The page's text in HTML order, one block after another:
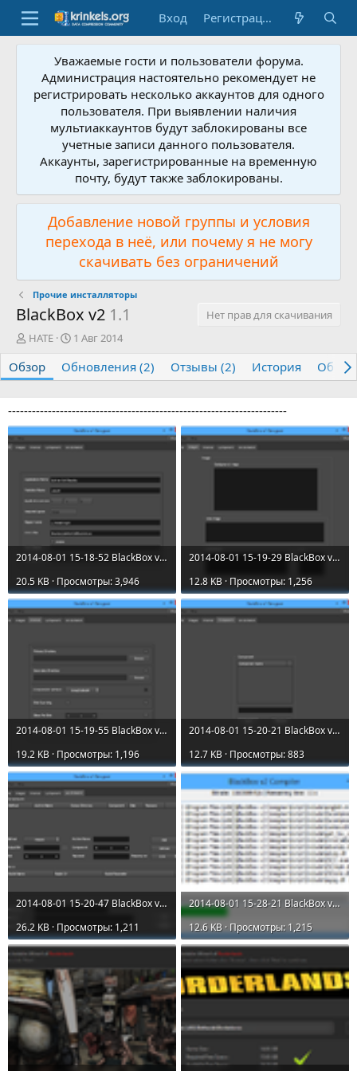
Вход Регистрация
Уважаемые гости и пользователи форума.
Администрация настоятельно рекомендует не
регистрировать несколько аккаунтов для одного
пользователя. При выявлении наличия
мультиаккаунтов будут заблокированы все
учетные записи данного пользователя.
Аккаунты, зарегистрированные на временную
почту, будут также заблокированы.
Добавление новой группы и условия
перехода в неё, или почему я не могу
скачивать без ограничений
Прочие инсталляторы
BlackBox v2 1.1
Нет прав для скачивания
А
т
о
р
HATE
Д
т
а
с
о
з
д
а
и
я
1 Авг 2014
Обзор Обновления (2) Отзывы (2) История
----------------------------------------------------------------------
2014-08-01 15-18-52 BlackBox v2 Designer.png
20.5 KB · Просмотры: 3,946
2014-08-01 15-19-29 BlackBox v2 Designer.png
12.8 KB · Просмотры: 1,256
2014-08-01 15-19-55 BlackBox v2 Designer.png
19.2 KB · Просмотры: 1,196
2014-08-01 15-20-21 BlackBox v2 Designer.png
12.7 KB · Просмотры: 883
2014-08-01 15-20-47 BlackBox v2 Designer.png
26.2 KB · Просмотры: 1,211
2014-08-01 15-28-21 BlackBox v2 Compiler.png
12.6 KB · Просмотры: 1,215